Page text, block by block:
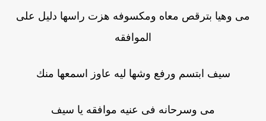
مى وهيا بترقص معاه ومكسوفه هزت راسها دليل على
الموافقه
سيف ابتسم ورفع وشها ليه عاوز اسمعها منك
مى وسرحانه فى عنيه موافقه يا سيف